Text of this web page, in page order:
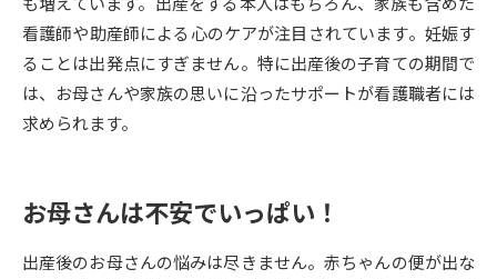
大学で学べる内容や特徴を調べる
新増設大学・学部・学科特集
デジタルパンフレット 進路の３択
看護師や助産師による心のケアが注目されています。妊娠す
ることは出発点にすぎません。特に出産後の子育ての期間で
は、お母さんや家族の思いに沿ったサポートが看護職者には
求められます。
お母さんは不安でいっぱい！
出産後のお母さんの悩みは尽きません。赤ちゃんの便が出な